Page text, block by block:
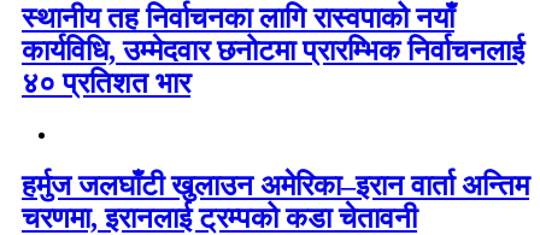
स्थानीय तह निर्वाचनका लागि रास्वपाको नयाँ
कार्यविधि, उम्मेदवार छनोटमा प्रारम्भिक निर्वाचनलाई
४० प्रतिशत भार
हर्मुज जलघाँटी खुलाउन अमेरिका–इरान वार्ता अन्तिम
चरणमा, इरानलाई ट्रम्पको कडा चेतावनी